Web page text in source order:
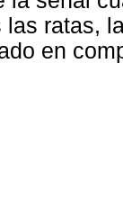
las ratas,
en